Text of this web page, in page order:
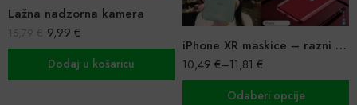
Lažna nadzorna kamera
15,79€ 9,99 €
Dodaj u košaricu
iPhone XR maskice – razni modeli
10,49 €–11,81 €
Odaberi opcije